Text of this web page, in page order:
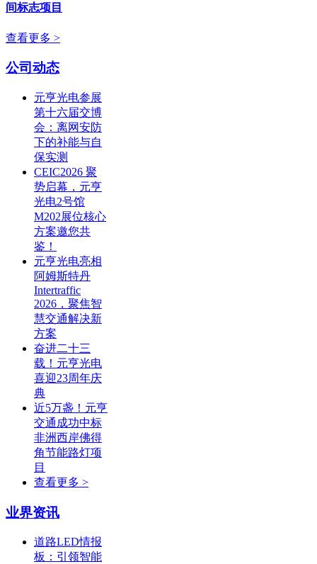
间标志项目
查看更多 >
公司动态
元亨光电参展
第十六届交博
会：离网安防
下的补能与自
保实测
CEIC2026 聚
势启幕，元亨
光电2号馆
M202展位核心
方案邀您共
鉴！
元亨光电亮相
阿姆斯特丹
Intertraffic
2026，聚焦智
慧交通解决新
方案
奋进二十三
载！元亨光电
喜迎23周年庆
典
近5万盏！元亨
交通成功中标
非洲西岸佛得
角节能路灯项
目
查看更多 >
业界资讯
道路LED情报
板：引领智能